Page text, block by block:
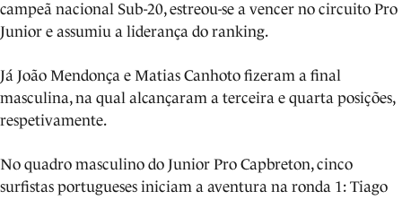
campeã nacional Sub-20, estreou-se a vencer no circuito Pro
Junior e assumiu a liderança do ranking.
Já João Mendonça e Matias Canhoto fizeram a final
masculina, na qual alcançaram a terceira e quarta posições,
respetivamente.
No quadro masculino do Junior Pro Capbreton, cinco
surfistas portugueses iniciam a aventura na ronda 1: Tiago